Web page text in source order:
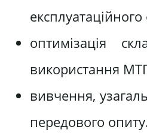
оптимізація
використання
вивчення,
передового